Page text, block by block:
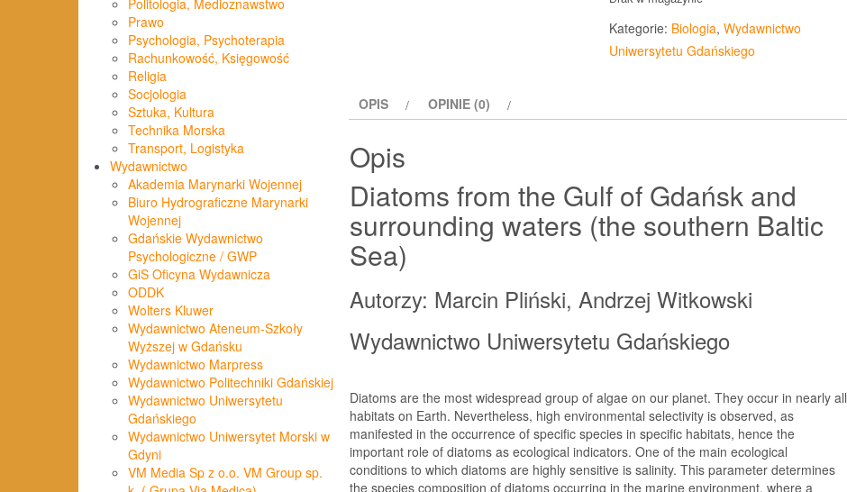
Politologia, Medioznawstwo
Prawo
Psychologia, Psychoterapia
Rachunkowość, Księgowość
Religia
Socjologia
Sztuka, Kultura
Technika Morska
Transport, Logistyka
Wydawnictwo
Akademia Marynarki Wojennej
Biuro Hydrograficzne Marynarki
Wojennej
Gdańskie Wydawnictwo
Psychologiczne / GWP
GiS Oficyna Wydawnicza
ODDK
Wolters Kluwer
Wydawnictwo Ateneum-Szkoły
Wyższej w Gdańsku
Wydawnictwo Marpress
Wydawnictwo Politechniki Gdańskiej
Wydawnictwo Uniwersytetu
Gdańskiego
Wydawnictwo Uniwersytet Morski w
Gdyni
VM Media Sp z o.o. VM Group sp.
Kategorie: Biologia, Wydawnictwo
Uniwersytetu Gdańskiego
OPIS OPINIE (0)
Opis
Diatoms from the Gulf of Gdańsk and
surrounding waters (the southern Baltic
Sea)
Autorzy: Marcin Pliński, Andrzej Witkowski
Wydawnictwo Uniwersytetu Gdańskiego
Diatoms are the most widespread group of algae on our planet. They occur in nearly all
habitats on Earth. Nevertheless, high environmental selectivity is observed, as
manifested in the occurrence of specific species in specific habitats, hence the
important role of diatoms as ecological indicators. One of the main ecological
conditions to which diatoms are highly sensitive is salinity. This parameter determines
the species composition of diatoms occurring in the marine environment, where a